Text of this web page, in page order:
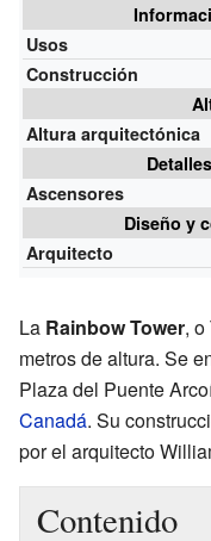
Usos
Construcción
Altura arquitectónica
Ascensores
Diseño y
Arquitecto
La Rainbow Tower,
metros de altura. Se
Plaza del Puente
Canadá. Su
por el arquitecto
Contenido